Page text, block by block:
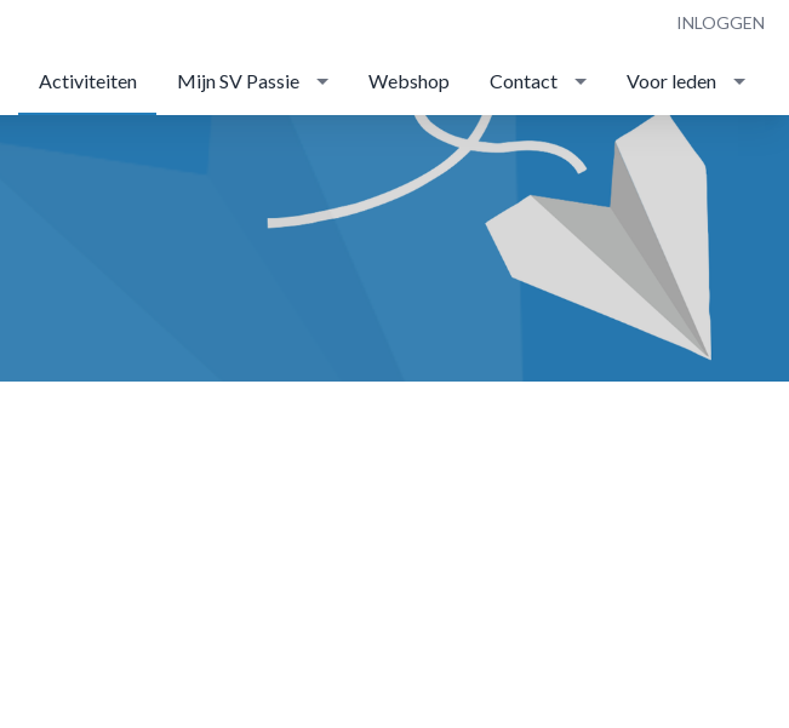
INLOGGEN
Activiteiten Mijn SV Passie Webshop Contact Voor leden